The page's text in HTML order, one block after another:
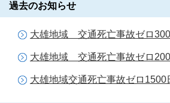
過去のお知らせ
大雄地域 交通死亡事故ゼロ
大雄地域 交通死亡事故ゼロ
大雄地域交通死亡事故ゼロ1500